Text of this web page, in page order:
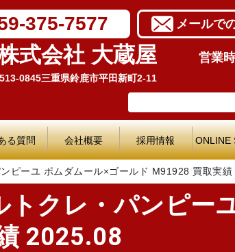
375-7577 メールで
式会社 大蔵屋
0845三重県鈴鹿市平田新町2-11
営業
る質問 会社概要 採用情報 ONLINE
ピーユ ポムダムール×ゴールド M91928 買取実
トクレ・パンピー
2025.08